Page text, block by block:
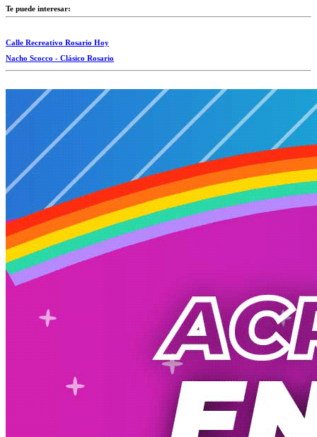
Te puede interesar:
Calle Recreativo Rosario Hoy
Nacho Scocco - Clásico Rosario